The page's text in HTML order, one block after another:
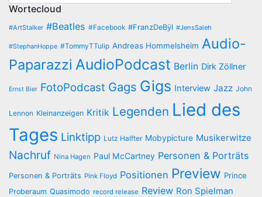
Wortecloud
#ArtStalker #Beatles #Facebook #FranzDeBÿl #JensSaleh
#StephanHoppe #TommyTTulip Andreas Hommelsheim Audio-
Paparazzi AudioPodcast Berlin Dirk Zöllner
Ernst Bier FotoPodcast Gags Gigs Interview Jazz John
Lennon Kleinanzeigen Kritik Legenden Lied des
Tages Linktipp Lutz Halfter Mobypicture Musikerwitze
Nachruf Nina Hagen Paul McCartney Personen & Porträts
Personen & Porträts Pink Floyd Positionen Preview Prince
Proberaum Quasimodo record release Review Ron Spielman